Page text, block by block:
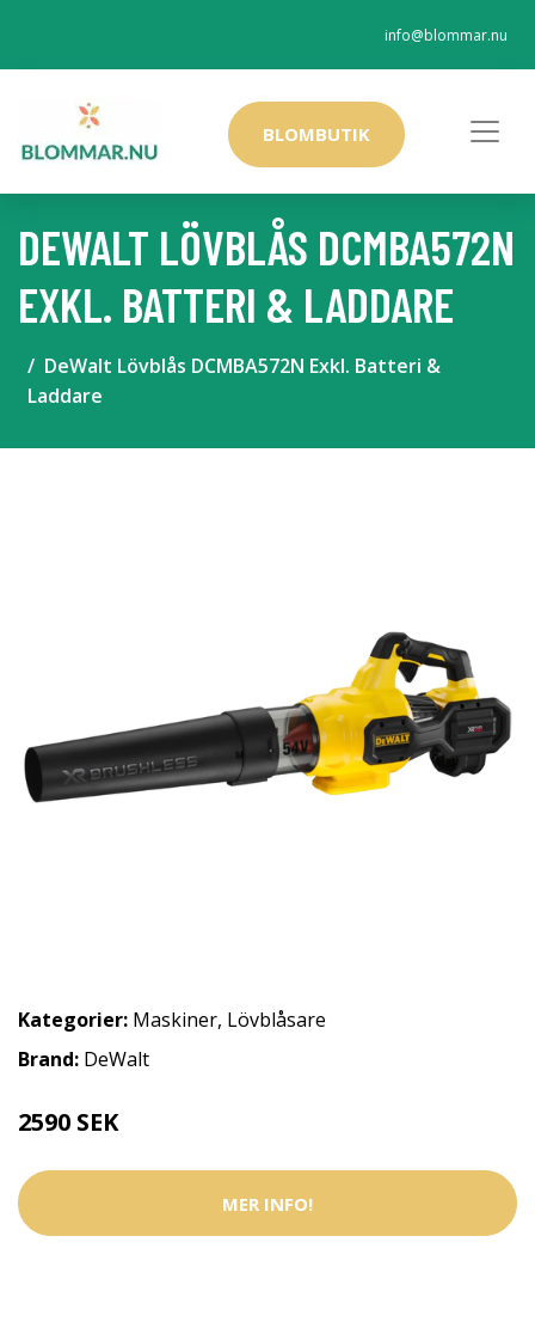
info@blommar.nu
BLOMBUTIK
DEWALT LÖVBLÅS DCMBA572N
EXKL. BATTERI & LADDARE
DeWalt Lövblås DCMBA572N Exkl. Batteri &
Laddare
Kategorier: Maskiner, Lövblåsare
Brand: DeWalt
2590 SEK
MER INFO!